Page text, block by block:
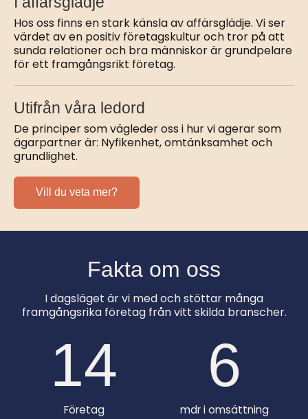
Hos oss finns en stark känsla av affärsglädje. Vi ser
värdet av en positiv företagskultur och tror på att
sunda relationer och bra människor är grundpelare
för ett framgångsrikt företag.
Utifrån våra ledord
De principer som vägleder oss i hur vi agerar som
ägarpartner är: Nyfikenhet, omtänksamhet och
grundlighet.
Vill du veta mer?
Fakta om oss
I dagsläget är vi med och stöttar många
framgångsrika företag från vitt skilda branscher.
14
Företag
6
mdr i omsättning